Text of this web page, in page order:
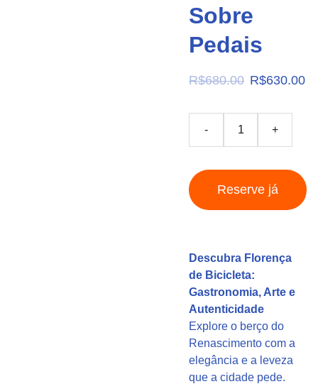
Sobre
Pedais
R$680.00 R$630.00
- +
Reserve já
Descubra Florença
de Bicicleta:
Gastronomia, Arte e
Autenticidade
Explore o berço do
Renascimento com a
elegância e a leveza
que a cidade pede.